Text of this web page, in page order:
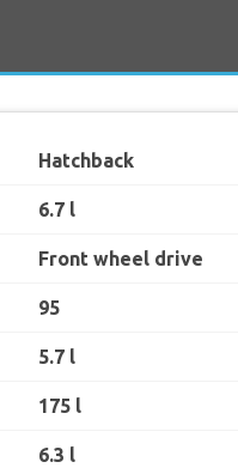
Hatchback
6.7 l
Front wheel drive
95
5.7 l
175 l
6.3 l